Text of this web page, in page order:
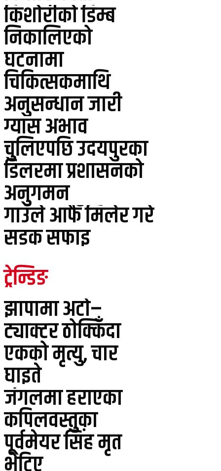
किशोरीको डिम्ब
निकालिएको
घटनामा
चिकित्सकमाथि
अनुसन्धान जारी
ग्यास अभाव
चुलिएपछि उदयपुरका
डिलरमा प्रशासनको
अनुगमन
गाउँले आफैँ मिलेर गरे
सडक सफाइ
ट्रेन्डिङ
झापामा अटो–
ट्याक्टर ठोक्किँदा
एकको मृत्यु, चार
घाइते
जंगलमा हराएका
कपिलवस्तुका
पूर्वमेयर सिंह मृत